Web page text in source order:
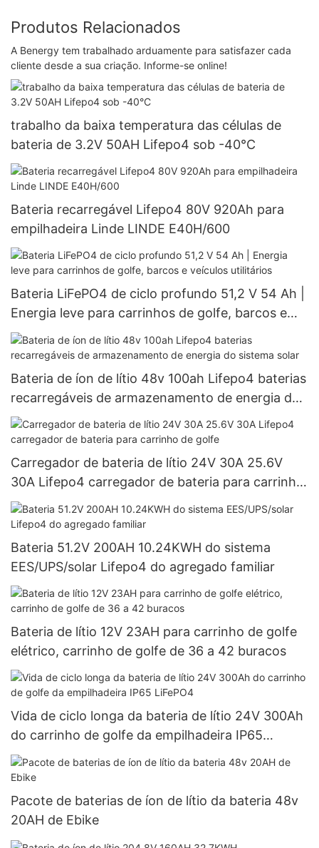
Produtos Relacionados
A Benergy tem trabalhado arduamente para satisfazer cada
cliente desde a sua criação. Informe-se online!
trabalho da baixa temperatura das células de
bateria de 3.2V 50AH Lifepo4 sob -40°C
Bateria recarregável Lifepo4 80V 920Ah para
empilhadeira Linde LINDE E40H/600
Bateria LiFePO4 de ciclo profundo 51,2 V 54 Ah |
Energia leve para carrinhos de golfe, barcos e
veículos utilitários
Bateria de íon de lítio 48v 100ah Lifepo4 baterias
recarregáveis ​​de armazenamento de energia do
sistema solar
Carregador de bateria de lítio 24V 30A 25.6V
30A Lifepo4 carregador de bateria para carrinho
de golfe
Bateria 51.2V 200AH 10.24KWH do sistema
EES/UPS/solar Lifepo4 do agregado familiar
Bateria de lítio 12V 23AH para carrinho de golfe
elétrico, carrinho de golfe de 36 a 42 buracos
Vida de ciclo longa da bateria de lítio 24V 300Ah
do carrinho de golfe da empilhadeira IP65
LiFePO4
Pacote de baterias de íon de lítio da bateria 48v
20AH de Ebike